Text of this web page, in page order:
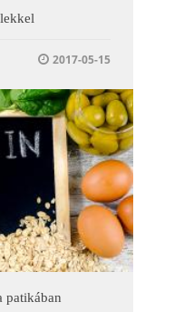
2017-05-15
patikában